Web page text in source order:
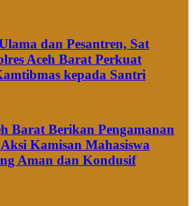
dan Pesantren, Sat
Aceh Barat Perkuat
kepada Santri
Barat Berikan Pengamanan
Kamisan Mahasiswa
Aman dan Kondusif